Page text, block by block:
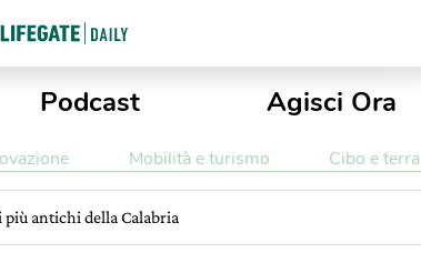
Podcast Agisci Ora
Mobilità e turismo Cibo e terra
antichi della Calabria